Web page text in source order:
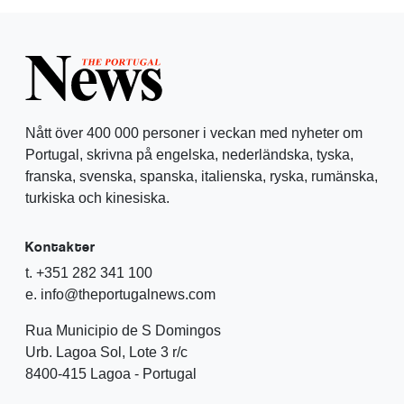
Nått över 400 000 personer i veckan med nyheter om
Portugal, skrivna på engelska, nederländska, tyska,
franska, svenska, spanska, italienska, ryska, rumänska,
turkiska och kinesiska.
Kontakter
t. +351 282 341 100
e. info@theportugalnews.com
Rua Municipio de S Domingos
Urb. Lagoa Sol, Lote 3 r/c
8400-415 Lagoa - Portugal